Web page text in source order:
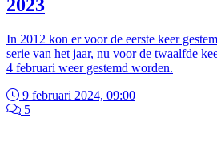
2023
In 2012 kon er voor de eerste keer
serie van het jaar, nu voor de twaalfde
4 februari weer gestemd worden.
9 februari 2024, 09:00
5